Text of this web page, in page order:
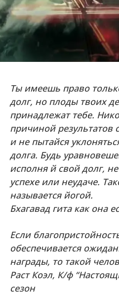
Ты имеешь право
долг, но плоды твоих
принадлежат тебе.
причиной результатов
и не пытайся
долга. Будь
исполня й свой долг,
успехе или неудаче.
называется йогой.
Бхагавад гита как она
Если
обеспечивается
награды, то такой
Раст Коэл, К/ф
сезон